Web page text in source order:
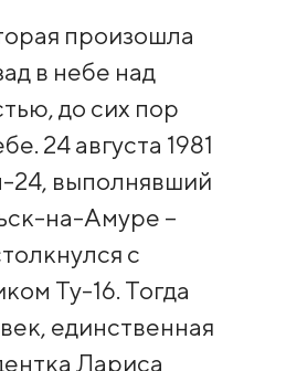
произошла
в небе над
до сих пор
24 августа 1981
24, выполнявший
на-Амуре –
с
Ту-16. Тогда
единственная
Лариса